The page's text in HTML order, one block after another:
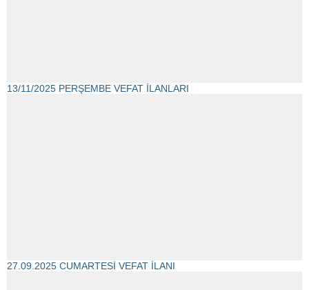
13/11/2025 PERŞEMBE VEFAT İLANLARI
27.09.2025 CUMARTESİ VEFAT İLANI